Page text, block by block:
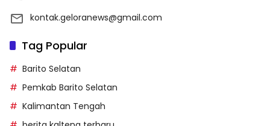
kontak.geloranews@gmail.com
Tag Popular
Barito Selatan
Pemkab Barito Selatan
Kalimantan Tengah